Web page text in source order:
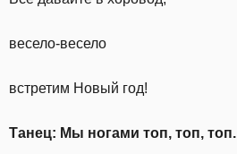
весело-весело
встретим Новый год!
Танец: Мы ногами топ, топ, топ.